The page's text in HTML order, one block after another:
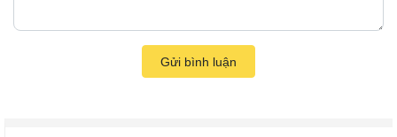
Gửi bình luận